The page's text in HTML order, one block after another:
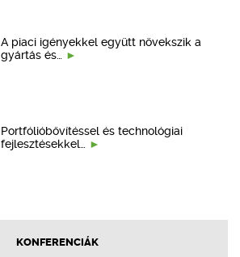
A piaci igényekkel együtt növekszik a
gyártás és…
Portfólióbővítéssel és technológiai
fejlesztésekkel…
KONFERENCIÁK